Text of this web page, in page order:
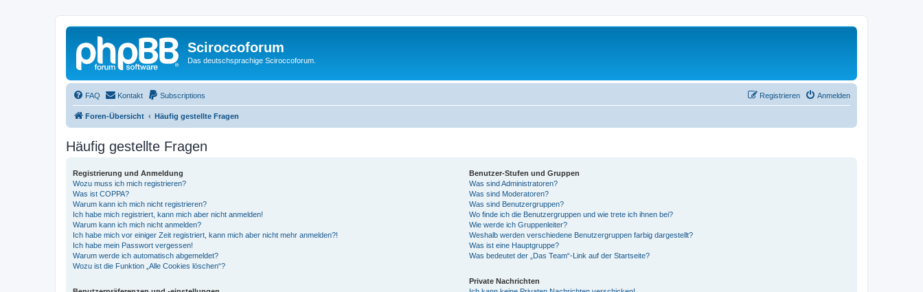
Sciroccoforum
Das deutschsprachige Sciroccoforum.
FAQ Kontakt Subscriptions Anmelden
Registrieren
Foren-Übersicht Häufig gestellte Fragen
Häufig gestellte Fragen
Registrierung und Anmeldung
Wozu muss ich mich registrieren?
Was ist COPPA?
Warum kann ich mich nicht registrieren?
Ich habe mich registriert, kann mich aber nicht anmelden!
Warum kann ich mich nicht anmelden?
Ich habe mich vor einiger Zeit registriert, kann mich aber nicht mehr anmelden?!
Ich habe mein Passwort vergessen!
Warum werde ich automatisch abgemeldet?
Wozu ist die Funktion „Alle Cookies löschen“?
Benutzer-Stufen und Gruppen
Was sind Administratoren?
Was sind Moderatoren?
Was sind Benutzergruppen?
Wo finde ich die Benutzergruppen und wie trete ich ihnen bei?
Wie werde ich Gruppenleiter?
Weshalb werden verschiedene Benutzergruppen farbig dargestellt?
Was ist eine Hauptgruppe?
Was bedeutet der „Das Team“-Link auf der Startseite?
Private Nachrichten